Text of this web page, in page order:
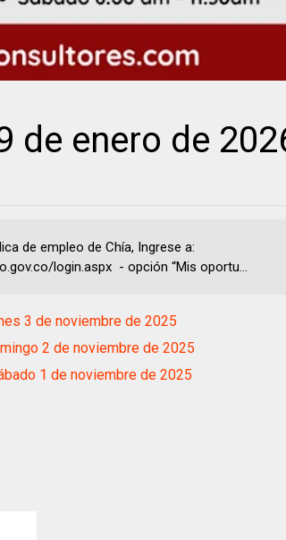
de enero de
de empleo de Chía, Ingrese a:
login.aspx - opción “Mis oportu...
3 de noviembre de 2025
2 de noviembre de 2025
1 de noviembre de 2025